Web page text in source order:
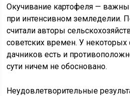
Окучивание картофеля —
при интенсивном земледелии.
считали авторы
советских времен. У
дачников есть и
сути ничем не обосновано.
Неудовлетворительные